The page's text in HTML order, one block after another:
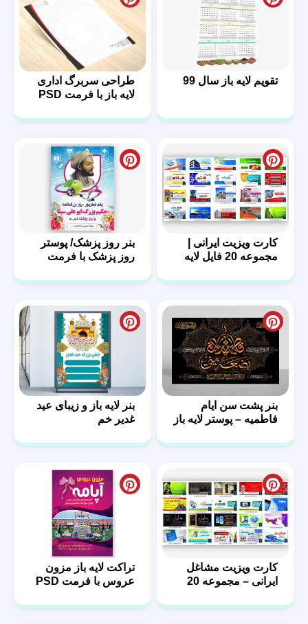
تقویم لایه باز سال 99
طراحی سربرگ اداری
لایه باز با فرمت PSD
کارت ویزیت ایرانی |
مجموعه 20 فایل لایه
بنر روز پزشک/ پوستر
روز پزشک با فرمت
بنر پشت سن ایام
فاطمیه – پوستر لایه باز
بنر لایه باز و زیبای عید
غدیر خم
کارت ویزیت مشاغل
ایرانی – مجموعه 20
دوم
تراکت لایه باز مزون
عروس با فرمت PSD